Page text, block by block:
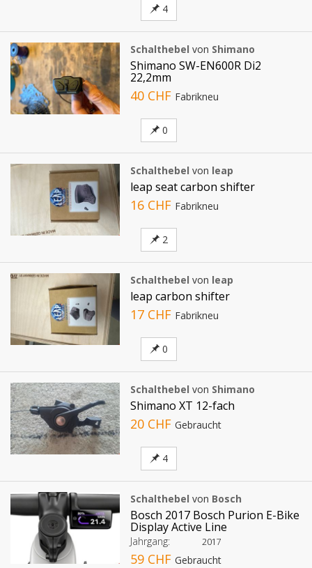
4
Schalthebel von Shimano
Shimano SW-EN600R Di2
22,2mm
40 CHF Fabrikneu
0
Schalthebel von leap
leap seat carbon shifter
16 CHF Fabrikneu
2
Schalthebel von leap
leap carbon shifter
17 CHF Fabrikneu
0
Schalthebel von Shimano
Shimano XT 12-fach
20 CHF Gebraucht
4
Schalthebel von Bosch
Bosch 2017 Bosch Purion E-Bike
Display Active Line
Jahrgang: 2017
59 CHF Gebraucht